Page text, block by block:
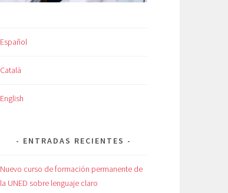
Español
Català
English
ENTRADAS RECIENTES
Nuevo curso de formación permanente de
la UNED sobre lenguaje claro